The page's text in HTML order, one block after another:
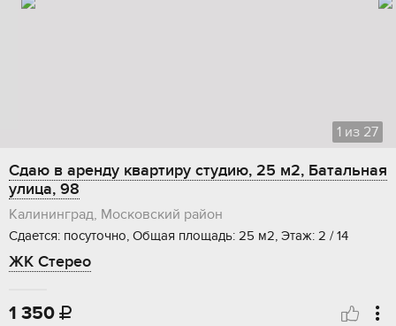
1 из 27
Сдаю в аренду квартиру студию, 25 м2, Батальная
улица, 98
Калининград, Московский район
Сдается: посуточно, Общая площадь: 25 м2, Этаж: 2 / 14
ЖК Стерео
1 350 